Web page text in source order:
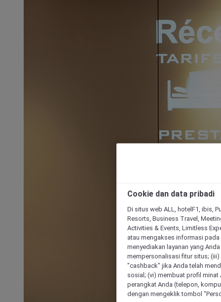
Cookie dan data pribadi
Di situs web ALL, hotelF1, ibis,
Resorts, Business Travel,
Activities & Events, Limitless
atau mengakses informasi
menyediakan layanan yang
mempersonalisasi fitur situs;
"cashback" jika Anda telah
sosial; (vi) membuat profil
perangkat Anda (telepon,
dengan mengeklik tombol